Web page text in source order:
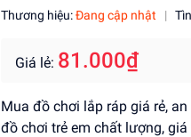
Thương hiệu:Đang cập nhật |
Giá lẻ: 81.000₫
Mua đồ chơi lắp ráp giá rẻ,
đồ chơi trẻ em chất lượng,